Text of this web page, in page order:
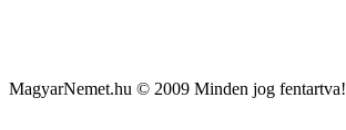
MagyarNemet.hu © 2009 Minden jog fentartva!